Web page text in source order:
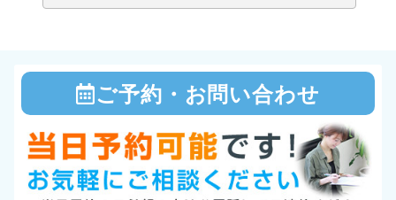
ご予約・お問い合わせ